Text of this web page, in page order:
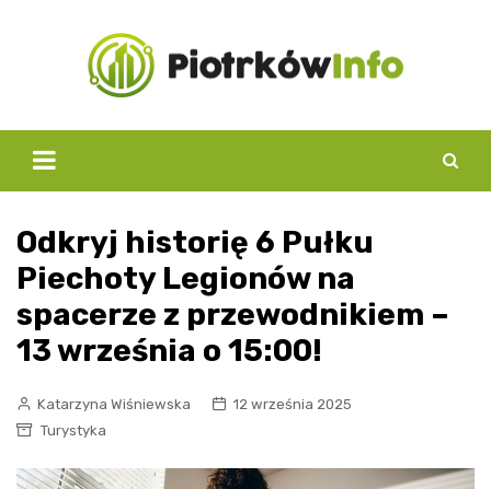
Odkryj historię 6 Pułku
Piechoty Legionów na
spacerze z przewodnikiem –
13 września o 15:00!
Katarzyna Wiśniewska
12 września 2025
Turystyka